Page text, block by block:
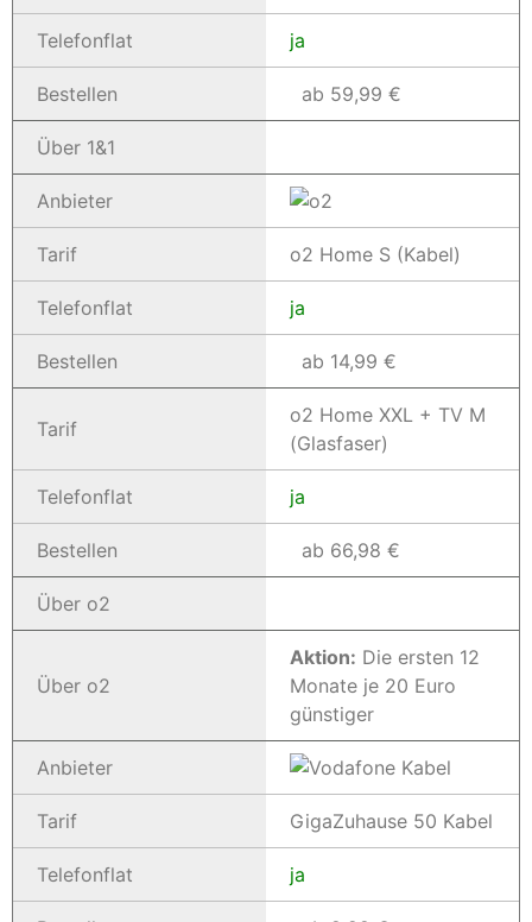
Telefonflat ja
Bestellen ab 59,99 €
Über 1&1
Anbieter
Tarif o2 Home S (Kabel)
Telefonflat ja
Bestellen ab 14,99 €
Tarif
o2 Home XXL + TV M
(Glasfaser)
Telefonflat ja
Bestellen ab 66,98 €
Über o2
Über o2
Aktion: Die ersten 12
Monate je 20 Euro
günstiger
Anbieter
Tarif GigaZuhause 50 Kabel
Telefonflat ja